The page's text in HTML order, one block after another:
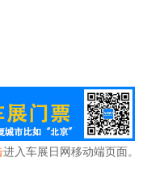
进入车展日网移动端页面。